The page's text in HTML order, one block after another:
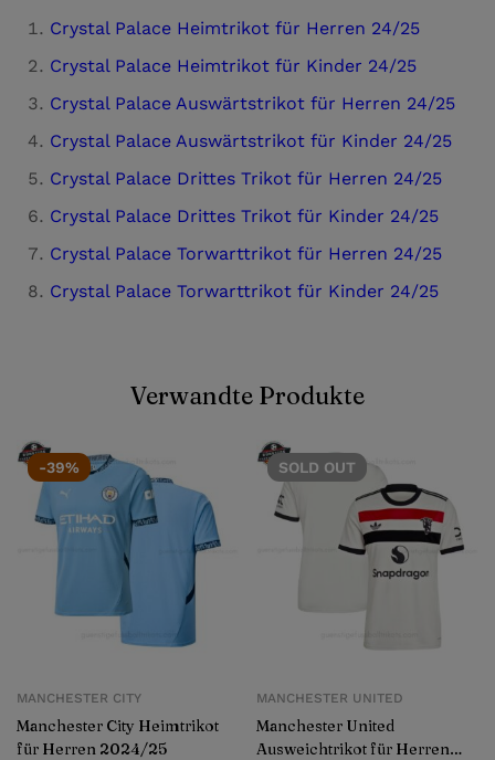
Crystal Palace Heimtrikot für Herren 24/25
Crystal Palace Heimtrikot für Kinder 24/25
Crystal Palace Auswärtstrikot für Herren 24/25
Crystal Palace Auswärtstrikot für Kinder 24/25
Crystal Palace Drittes Trikot für Herren 24/25
Crystal Palace Drittes Trikot für Kinder 24/25
Crystal Palace Torwarttrikot für Herren 24/25
Crystal Palace Torwarttrikot für Kinder 24/25
Verwandte Produkte
-39%
MANCHESTER CITY
Manchester City Heimtrikot
für Herren 2024/25
SOLD OUT
MANCHESTER UNITED
Manchester United
Ausweichtrikot für Herren